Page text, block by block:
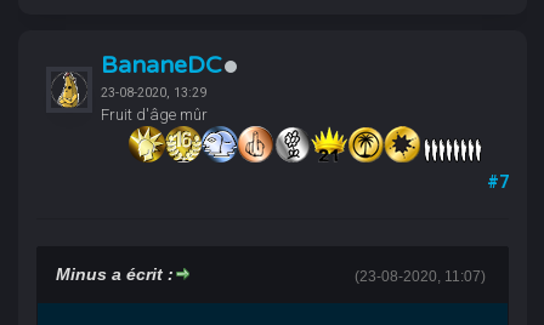
BananeDC
23-08-2020, 13:29
Fruit d'âge mûr
#7
(23-08-2020, 11:07)
Minus a écrit :